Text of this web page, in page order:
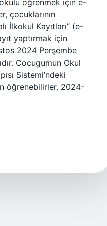
öğrenmek için e-
çocuklarının
İlkokul Kayıtları” (e-
yaptırmak için
2024 Perşembe
Cocugumun Okul
Sistemi’ndeki
öğrenebilirler. 2024-